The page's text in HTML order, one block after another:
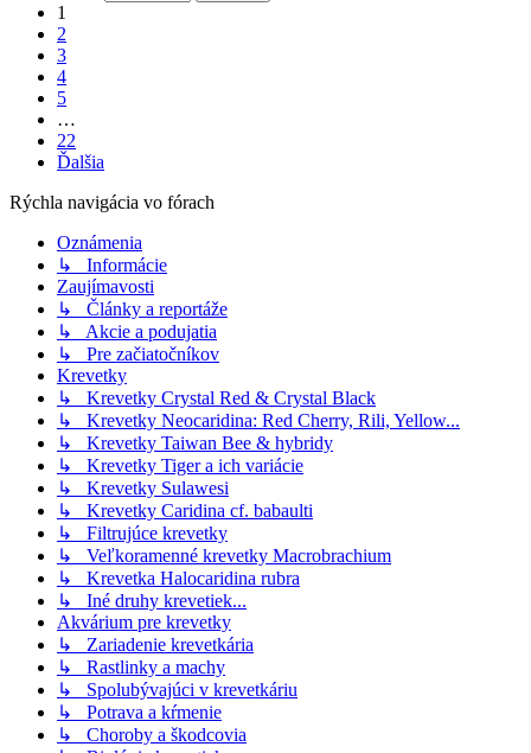
1
2
3
4
5
…
22
Ďalšia
Rýchla navigácia vo fórach
Oznámenia
↳ Informácie
Zaujímavosti
↳ Články a reportáže
↳ Akcie a podujatia
↳ Pre začiatočníkov
Krevetky
↳ Krevetky Crystal Red & Crystal Black
↳ Krevetky Neocaridina: Red Cherry, Rili, Yellow...
↳ Krevetky Taiwan Bee & hybridy
↳ Krevetky Tiger a ich variácie
↳ Krevetky Sulawesi
↳ Krevetky Caridina cf. babaulti
↳ Filtrujúce krevetky
↳ Veľkoramenné krevetky Macrobrachium
↳ Krevetka Halocaridina rubra
↳ Iné druhy krevetiek...
Akvárium pre krevetky
↳ Zariadenie krevetkária
↳ Rastlinky a machy
↳ Spolubývajúci v krevetkáriu
↳ Potrava a kŕmenie
↳ Choroby a škodcovia